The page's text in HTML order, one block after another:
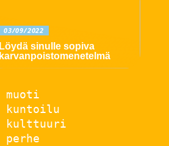
03/09/2022
Löydä sinulle sopiva
karvanpoistomenetelmä
muoti
kuntoilu
kulttuuri
perhe